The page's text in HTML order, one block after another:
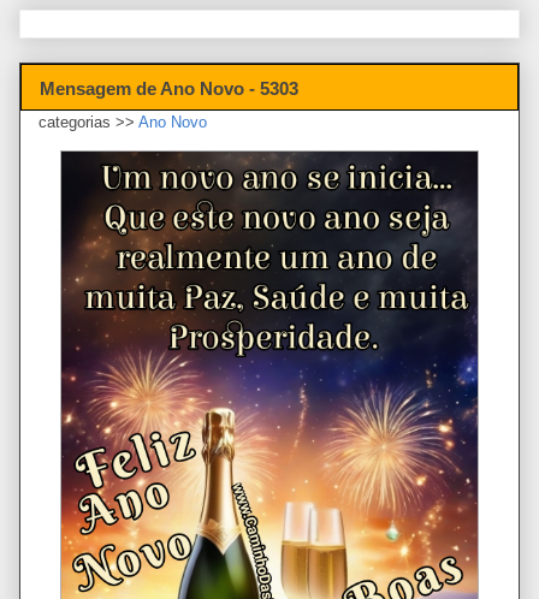
Mensagem de Ano Novo - 5303
categorias >> Ano Novo